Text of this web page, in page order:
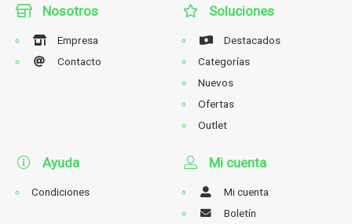
Nosotros
Empresa
Contacto
Soluciones
Destacados
Categorías
Nuevos
Ofertas
Outlet
Ayuda
Condiciones
Mi cuenta
Mi cuenta
Boletín